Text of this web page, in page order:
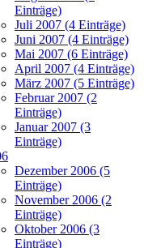
Einträge)
Juli 2007 (4 Einträge)
Juni 2007 (4 Einträge)
Mai 2007 (6 Einträge)
April 2007 (4 Einträge)
März 2007 (5 Einträge)
Februar 2007 (2
Einträge)
Januar 2007 (3
Einträge)
Dezember 2006 (5
Einträge)
November 2006 (2
Einträge)
Oktober 2006 (3
Einträge)